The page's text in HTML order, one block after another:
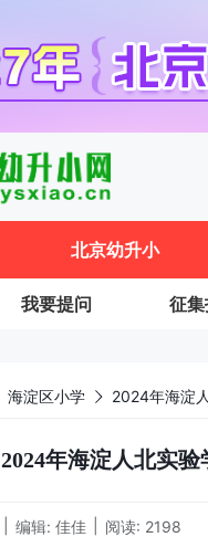
北京幼升小
我要提问 征
海淀区小学 2024年海淀
2024年海淀人北实
编辑: 佳佳 阅读: 2198